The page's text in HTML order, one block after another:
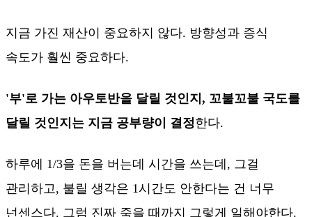
지금 가진 재산이 중요하지 않다. 방향성과 증식
속도가 훨씬 중요하다.
'부'로 가는 아우토반을 달릴 것인지, 꼬불꼬불 국도를
달릴 것인지는 지금 공부량이 결정한다.
하루에 1/3을 돈을 버는데 시간을 쓰는데, 그걸
관리하고, 불릴 생각은 1시간도 안한다는 건 너무
넌센스다. 그럼 진짜 죽을 때까지 그렇게 일해야한다.